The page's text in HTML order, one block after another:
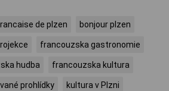
de plzen bonjour plzen
francouzska gastronomie
hudba francouzska kultura
prohlídky kultura v Plzni